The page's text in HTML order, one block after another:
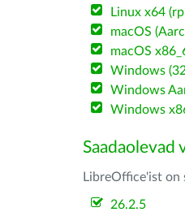
Linux x64
macOS
macOS
Windows
Windows
Windows
Saadaolevad
LibreOffice'ist on
26.2.5